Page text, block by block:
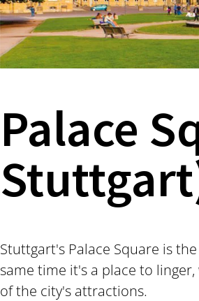
Palace
Stuttgart's Palace Square is
same time it's a place to
of the city's attractions.